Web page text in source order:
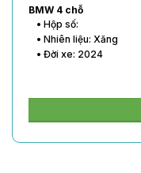
BMW 4 chỗ
• Hộp số:
• Nhiên liệu: Xăng
• Đời xe: 2024